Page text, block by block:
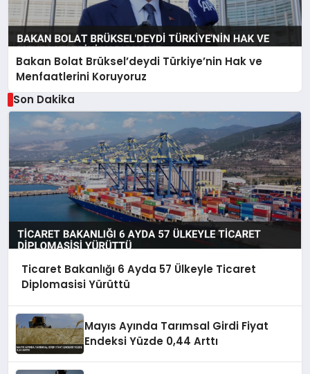
Bakan Bolat Brüksel’deydi Türkiye’nin Hak ve
Menfaatlerini Koruyoruz
Son Dakika
Ticaret Bakanlığı 6 Ayda 57 Ülkeyle Ticaret
Diplomasisi Yürüttü
Mayıs Ayında Tarımsal Girdi Fiyat
Endeksi Yüzde 0,44 Arttı